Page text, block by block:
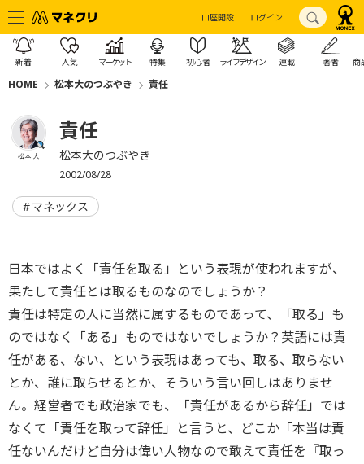
口座開設 ログイン
新着 人気 マーケット 特集 初心者 ライフデザイン 連載 著者 商
HOME 松本大のつぶやき 責任
松本 大
責任
松本大のつぶやき
2002/08/28
マネックス
日本ではよく「責任を取る」という表現が使われますが、
果たして責任とは取るものなのでしょうか？
責任は特定の人に当然に属するものであって、「取る」も
のではなく「ある」ものではないでしょうか？英語には責
任がある、ない、という表現はあっても、取る、取らない
とか、誰に取らせるとか、そういう言い回しはありませ
ん。経営者でも政治家でも、「責任があるから辞任」では
なくて「責任を取って辞任」と言うと、どこか「本当は責
任ないんだけど自分は偉い人物なので敢えて責任を『取っ